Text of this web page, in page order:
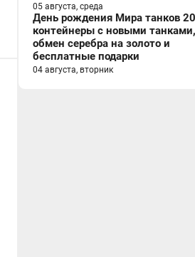
05 августа, среда
День рождения Мира танков
контейнеры с новыми танками,
обмен серебра на золото и
бесплатные подарки
04 августа, вторник